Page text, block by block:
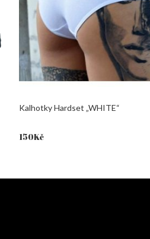
Kalhotky Hardset „WHITE“
150Kč